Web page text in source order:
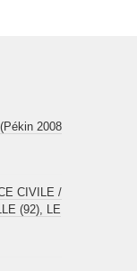
2008
CIVILE /
(92), LE